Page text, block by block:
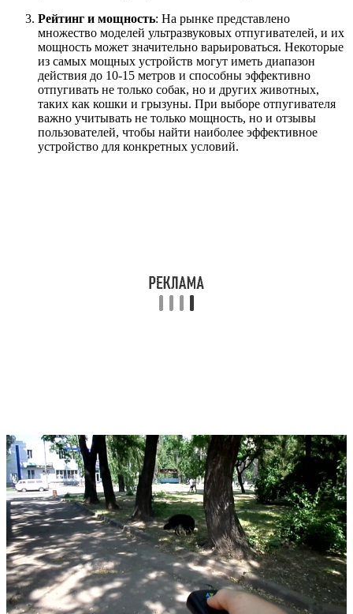
Рейтинг и мощность: На рынке представлено
множество моделей ультразвуковых отпугивателей, и их
мощность может значительно варьироваться. Некоторые
из самых мощных устройств могут иметь диапазон
действия до 10-15 метров и способны эффективно
отпугивать не только собак, но и других животных,
таких как кошки и грызуны. При выборе отпугивателя
важно учитывать не только мощность, но и отзывы
пользователей, чтобы найти наиболее эффективное
устройство для конкретных условий.